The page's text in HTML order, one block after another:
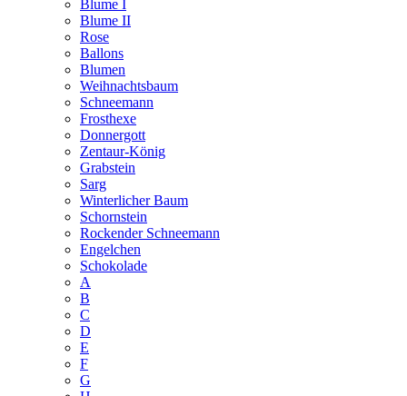
Blume I
Blume II
Rose
Ballons
Blumen
Weihnachtsbaum
Schneemann
Frosthexe
Donnergott
Zentaur-König
Grabstein
Sarg
Winterlicher Baum
Schornstein
Rockender Schneemann
Engelchen
Schokolade
A
B
C
D
E
F
G